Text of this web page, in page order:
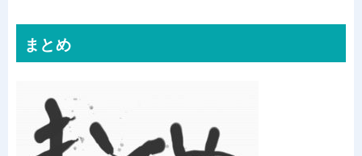
まとめ